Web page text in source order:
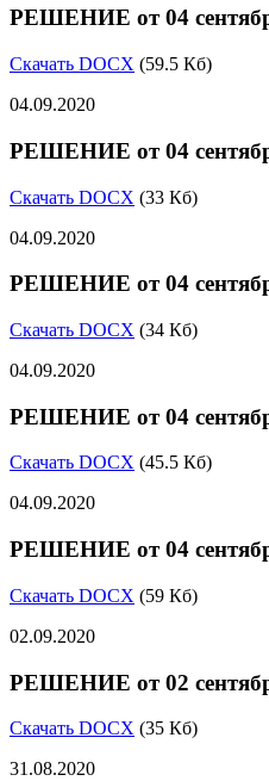
РЕШЕНИЕ от 04
Скачать DOCX (59.5 Кб)
04.09.2020
РЕШЕНИЕ от 04
Скачать DOCX (33 Кб)
04.09.2020
РЕШЕНИЕ от 04
Скачать DOCX (34 Кб)
04.09.2020
РЕШЕНИЕ от 04
Скачать DOCX (45.5 Кб)
04.09.2020
РЕШЕНИЕ от 04
Скачать DOCX (59 Кб)
02.09.2020
РЕШЕНИЕ от 02
Скачать DOCX (35 Кб)
31.08.2020